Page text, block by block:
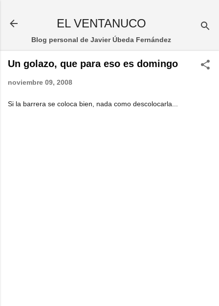
EL VENTANUCO
Blog personal de Javier Úbeda Fernández
Un golazo, que para eso es domingo
noviembre 09, 2008
Si la barrera se coloca bien, nada como descolocarla...